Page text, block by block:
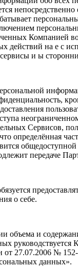
Компанией
действий на е с
и ы
Сервисов,
определённая
передаче
о себе.
объема и
руководствуется
от 27.07.2006 №
данных».